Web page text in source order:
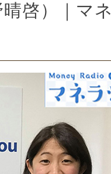
啓）｜マネ